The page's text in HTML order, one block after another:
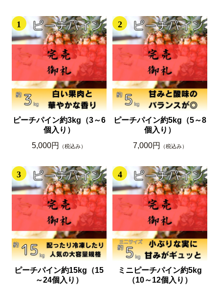
1
ピーチパイン約3kg（3～6
個入り）
5,000円
（税込み）
2
ピーチパイン約5kg（5～8
個入り）
7,000円
（税込み）
3
ピーチパイン約15kg（15
～24個入り）
4
ミニピーチパイン約5kg
（10～12個入り）